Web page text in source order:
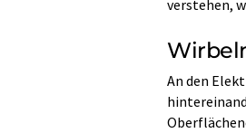
verstehen,
An den